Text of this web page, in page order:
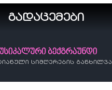
გადაცემები
ბექგრაუნდი
სიმღერების განხილვა